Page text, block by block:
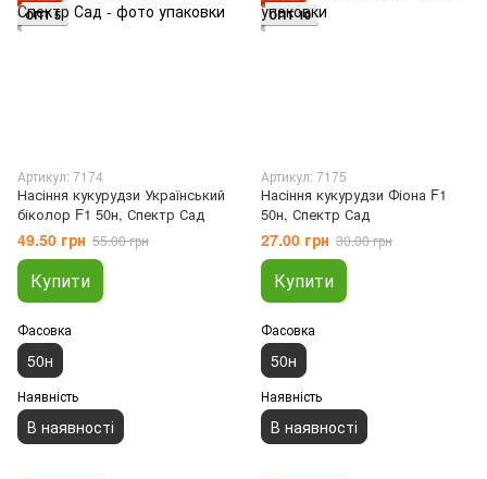
ОПТ 5
Артикул: 7174
Насіння кукурудзи Український
біколор F1 50н, Спектр Сад
49.50 грн 55.00 грн
Купити
Фасовка
50н
Наявність
В наявності
ОПТ 10
Артикул: 7175
Насіння кукурудзи Фіона F1
50н, Спектр Сад
27.00 грн 30.00 грн
Купити
Фасовка
50н
Наявність
В наявності